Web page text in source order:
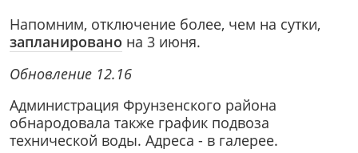
Напомним, отключение более, чем на сутки,
запланировано на 3 июня.
Обновление 12.16
Администрация Фрунзенского района
обнародовала также график подвоза
технической воды. Адреса - в галерее.